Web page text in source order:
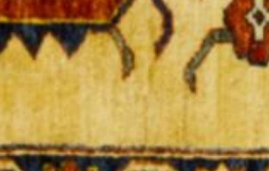
Verkäufer, vertreten durch den Auktionator, der den
Objektpreis in die Höhe treiben will und den Bietern,
die das Objekt zu einem möglichst geringen Preis
erwerben wollen. Die Rolle der nicht bietenden
Zuschauer, die vor allem unterhalten werden wollen,
ist auch nicht zu unterschätzen. Die Qualität einer
Auktion steht und fällt mit der Persönlichkeit des
Buchen Sie daher einen professionellen
Auktionator für Ihre Versteigerung.